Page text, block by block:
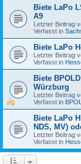
Biete LaPo
A9
Letzter Beitrag
Verfasst in
Biete LaPo
Letzter Beitrag
Verfasst in
Biete
Würzburg
Letzter Beitrag
Verfasst in
Biete LaPo
NDS, MV)
Letzter Beitrag
Verfasst in